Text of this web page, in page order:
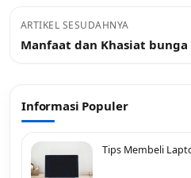
ARTIKEL SESUDAHNYA
Manfaat dan Khasiat
Informasi Populer
Tips Membeli